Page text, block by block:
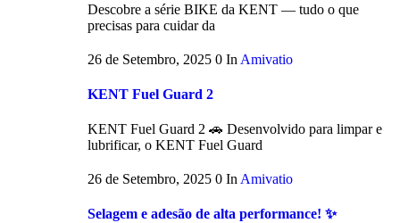
Descobre a série BIKE da KENT — tudo o que
precisas para cuidar da
26 de Setembro, 2025 0 In Amivatio
KENT Fuel Guard 2
KENT Fuel Guard 2 🚗 Desenvolvido para limpar e
lubrificar, o KENT Fuel Guard
26 de Setembro, 2025 0 In Amivatio
Selagem e adesão de alta performance! ✨